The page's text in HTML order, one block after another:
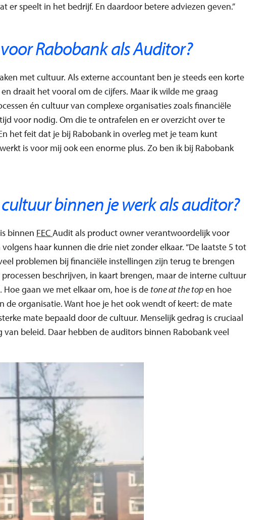
er speelt in het bedrijf. En daardoor betere adviezen geven.”
Rabobank als Auditor?
met cultuur. Als externe accountant ben je steeds een korte
draait het vooral om de cijfers. Maar ik wilde me graag
én cultuur van complexe organisaties zoals financiële
voor nodig. Om die te ontrafelen en er overzicht over te
het feit dat je bij Rabobank in overleg met je team kunt
is voor mij ook een enorme plus. Zo ben ik bij Rabobank
binnen je werk als auditor?
binnen FECAudit als product owner verantwoordelijk voor
haar kunnen die drie niet zonder elkaar. “De laatste 5 tot
problemen bij financiële instellingen zijn terug te brengen
beschrijven, in kaart brengen, maar de interne cultuur
gaan we met elkaar om, hoe is de tone at the topen hoe
de organisatie. Want hoe je het ook wendt of keert: de mate
mate bepaald door de cultuur. Menselijk gedrag is cruciaal
beleid. Daar hebben de auditors binnen Rabobank veel